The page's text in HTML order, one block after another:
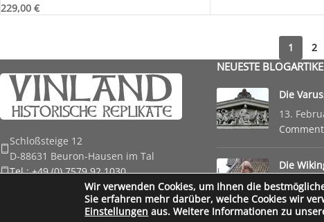
229,00 €
1 2
Schloßsteige 12
D-88631 Beuron-Hausen im Tal
Tel.: +49 (0) 7579 92 1030
E-Mail: anfrage@vinland-shop.de
NEUESTE
Die
13.
Comment
Die
Epoche
17.
Created byWordpressagenturpart ofIxtreme.media
Wir verwenden Cookies, um Ihnen die
Sie erfahren mehr darüber, welche Cookies wir
Einstellungen aus. Weitere Informationen zu